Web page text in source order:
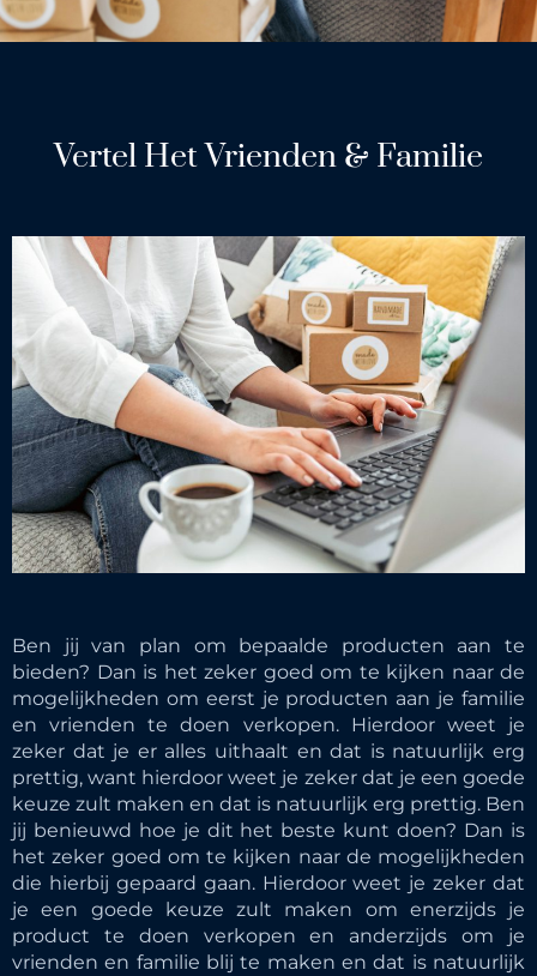
Vertel Het Vrienden & Familie
Ben jij van plan om bepaalde producten aan te
bieden? Dan is het zeker goed om te kijken naar de
mogelijkheden om eerst je producten aan je familie
en vrienden te doen verkopen. Hierdoor weet je
zeker dat je er alles uithaalt en dat is natuurlijk erg
prettig, want hierdoor weet je zeker dat je een goede
keuze zult maken en dat is natuurlijk erg prettig. Ben
jij benieuwd hoe je dit het beste kunt doen? Dan is
het zeker goed om te kijken naar de mogelijkheden
die hierbij gepaard gaan. Hierdoor weet je zeker dat
je een goede keuze zult maken om enerzijds je
product te doen verkopen en anderzijds om je
vrienden en familie blij te maken en dat is natuurlijk